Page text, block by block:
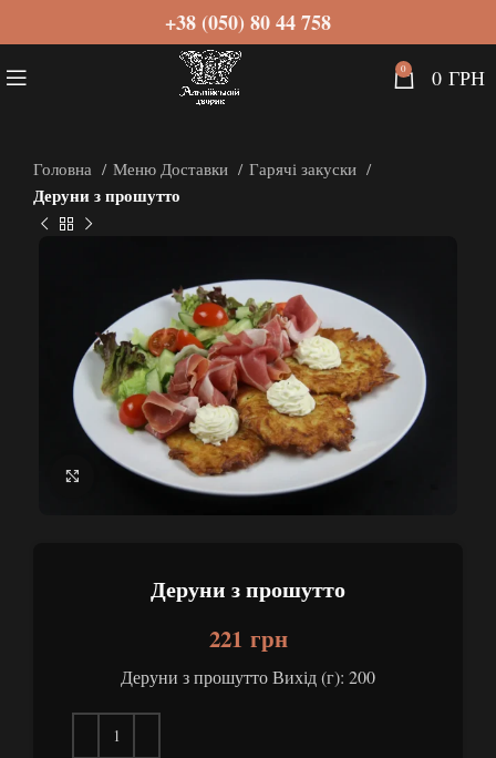
+38 (050) 80 44 758
0 0 ГРН
Головна Меню Доставки Гарячі закуски
Деруни з прошутто
Натисніть, щоб збільшити
Деруни з прошутто
221 грн
Деруни з прошутто Вихід (г): 200